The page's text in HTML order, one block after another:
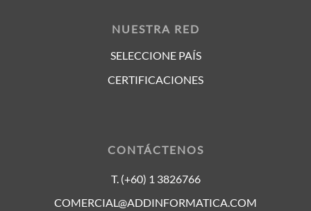
NUESTRA RED
SELECCIONE PAÍS
CERTIFICACIONES
CONTÁCTENOS
T. (+60) 1 3826766
COMERCIAL@ADDINFORMATICA.COM